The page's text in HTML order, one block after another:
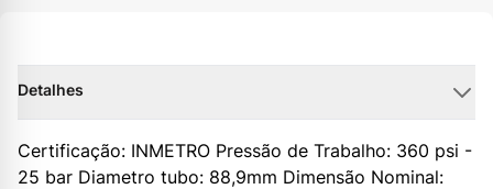
Detalhes
Certificação: INMETRO Pressão de Trabalho: 360 psi -
25 bar Diametro tubo: 88,9mm Dimensão Nominal: